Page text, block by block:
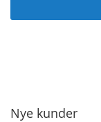
Nye kunder